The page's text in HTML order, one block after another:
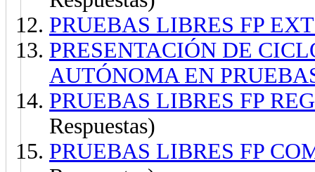
PRUEBAS LIBRES FP
PRESENTACIÓN DE
AUTÓNOMA EN
PRUEBAS LIBRES FP
Respuestas)
PRUEBAS LIBRES FP